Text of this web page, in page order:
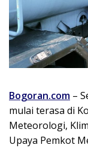
Bogoran.com –
mulai terasa di
Meteorologi,
Upaya Pemkot